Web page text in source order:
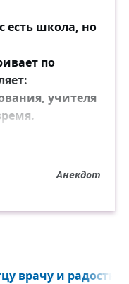
есть школа, но
по
учителя
Анекдот
врачу и